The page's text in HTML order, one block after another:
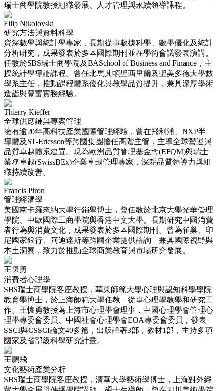
瑞士商學院教授組織發展、人才管理與永續領導課程。
Filip Nikolovski
研究方法與資料科學
資深數學與統計學專家，長期從事數據科學、數學優化及統計
分析研究，成果發表於多本國際期刊並在學術會議發表演講。
任教於SBS瑞士商學院及BASchool of Business and Finance，主
授統計學導論課程。曾任北馬其頓聖西里爾及聖美多德大學數
學系主任，推動課程體系優化與教學品質提升，兼具深厚學術
造詣與豐富實務經驗。
Thierry Kieffer
全球供應鏈與專案管理
擁有逾20年高科技產業國際管理經驗，曾在飛利浦、NXP半
導體及ST-Ericsson等跨國集團擔任高階主管，主導全球營運與
品質卓越體系建置。現為歐洲品質管理基金會(EFQM)與瑞士
業務卓越(SwissBEx)企業卓越管理專家，深耕品質領導力與組
織持續改善。
Francis Piron
管理經濟學
美國南卡羅來納大學行銷學博士，曾任教於北京大學光華管理
學院、中歐國際工商學院與香港中文大學。長期研究中國消費
者行為與消費文化，成果發表於多本國際期刊。曾為雀巢、印
尼國家銀行、阿迪達斯等跨國企業提供諮詢，兼具國際視野與
本土洞察，致力於推動全球商業教育與市場研究發展。
王懷勇
消費者心理學
SBS瑞士商學院客座教授，華東師範大學心理與認知科學學院
教育學博士，於上海師範大學任教，從事心理學教學和研究工
作。王懷勇教授為上海市心理學會理事，中國心理學會管理心
理學專委會委員、中國社會心理學會EOA專委會委員，發表
SSCI與CSSCI論文40多篇，出版譯著3部，教材1部，主持多項
國家及省部級科學研究計畫。
王鵬飛
文化藝術產業分析
SBS瑞士商學院客座教授，清華大學藝術學博士，上海對外經